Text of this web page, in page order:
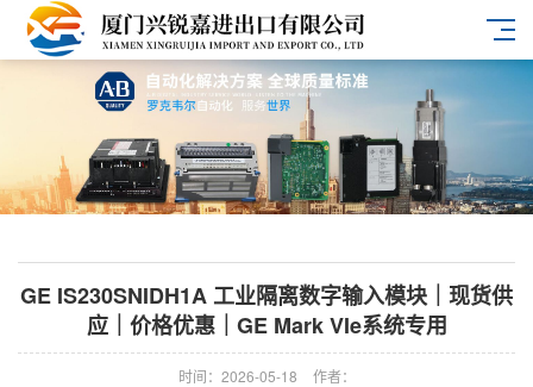
GE IS230SNIDH1A 工业隔离数字输入模块｜现货供
应｜价格优惠｜GE Mark VIe系统专用
时间：2026-05-18 作者：